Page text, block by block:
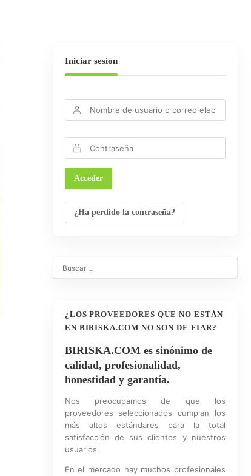
Iniciar sesión
¿Ha perdido la contraseña?
¿LOS PROVEEDORES QUE NO ESTÁN
EN BIRISKA.COM NO SON DE FIAR?
BIRISKA.COM es sinónimo de
calidad, profesionalidad,
honestidad y garantía.
Nos preocupamos de que los
proveedores seleccionados cumplan los
más altos estándares para la total
satisfacción de sus clientes y nuestros
usuarios.
En el mercado hay muchos profesionales